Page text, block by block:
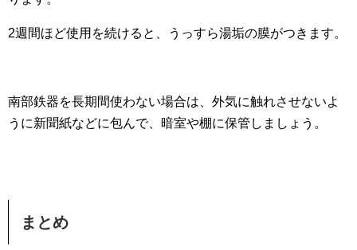
2週間ほど使用を続けると、うっすら湯垢の膜がつきます。
南部鉄器を長期間使わない場合は、外気に触れさせないよ
うに新聞紙などに包んで、暗室や棚に保管しましょう。
まとめ